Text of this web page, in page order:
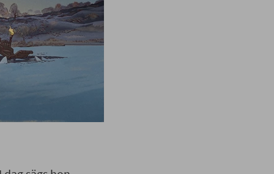
detattmankan